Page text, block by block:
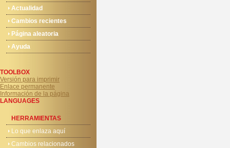
Actualidad
Cambios recientes
Página aleatoria
Ayuda
TOOLBOX
Versión para imprimir
Enlace permanente
Información de la página
LANGUAGES
HERRAMIENTAS
Lo que enlaza aquí
Cambios relacionados